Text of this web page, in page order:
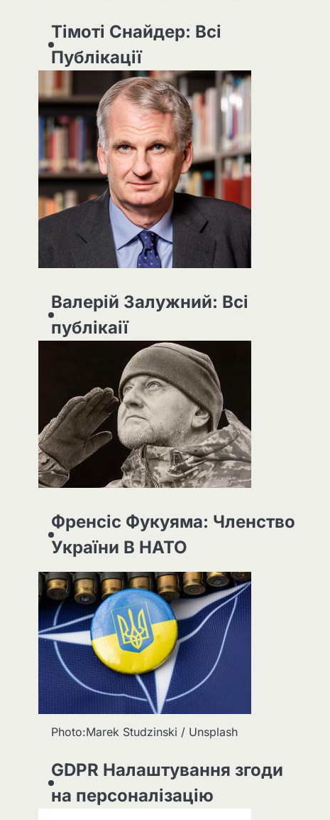
Тімоті Снайдер: Всі
Публікації
Валерій Залужний: Всі
публікаії
Френсіс Фукуяма: Членство
України В НАТО
Photo:Marek Studzinski / Unsplash
GDPR Налаштування згоди
на персоналізацію